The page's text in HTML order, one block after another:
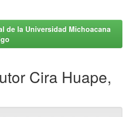
de la Universidad Michoacana
Cira Huape,